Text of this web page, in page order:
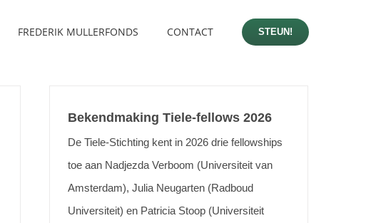
FREDERIK MULLERFONDS CONTACT STEUN!
Bekendmaking Tiele-fellows 2026
De Tiele-Stichting kent in 2026 drie fellowships
toe aan Nadjezda Verboom (Universiteit van
Amsterdam), Julia Neugarten (Radboud
Universiteit) en Patricia Stoop (Universiteit